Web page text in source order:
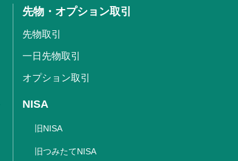
先物・オプション取引
先物取引
一日先物取引
オプション取引
NISA
旧NISA
旧つみたてNISA